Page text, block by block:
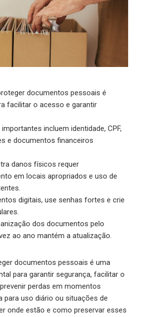
documentos pessoais é
facilitar o acesso e garantir
incluem identidade, CPF,
e documentos financeiros
danos físicos requer
em locais apropriados e uso de
digitais, use senhas fortes e crie
dos documentos pelo
ao ano mantém a atualização.
documentos pessoais é uma
para garantir segurança, facilitar o
perdas em momentos
para uso diário ou situações de
onde estão e como preservar esses